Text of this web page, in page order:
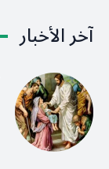
آخر الأخبار